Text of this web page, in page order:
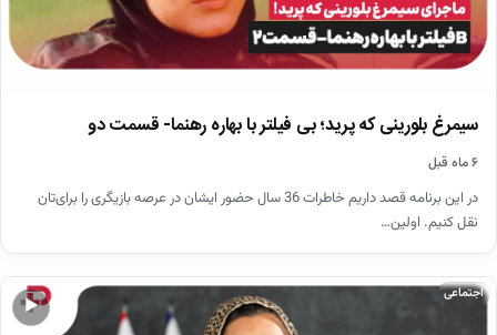
سیمرغ بلورینی که پرید؛ بی فیلتر با بهاره رهنما- قسمت دو
۶ ماه قبل
در این برنامه قصد داریم خاطرات 36 سال حضور ایشان در عرصه بازیگری را برای‌تان
نقل کنیم. اولین…
▶
اجتماعی